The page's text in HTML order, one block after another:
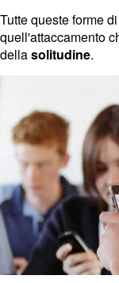
Tutte queste forme
quell'attaccamento
dellasolitudine.